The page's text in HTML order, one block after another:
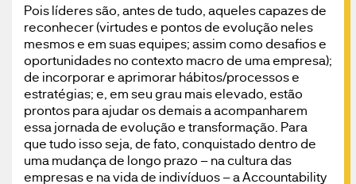
Pois líderes são, antes de tudo, aqueles capazes de
reconhecer (virtudes e pontos de evolução neles
mesmos e em suas equipes; assim como desafios e
oportunidades no contexto macro de uma empresa);
de incorporar e aprimorar hábitos/processos e
estratégias; e, em seu grau mais elevado, estão
prontos para ajudar os demais a acompanharem
essa jornada de evolução e transformação. Para
que tudo isso seja, de fato, conquistado dentro de
uma mudança de longo prazo – na cultura das
empresas e na vida de indivíduos – a Accountability